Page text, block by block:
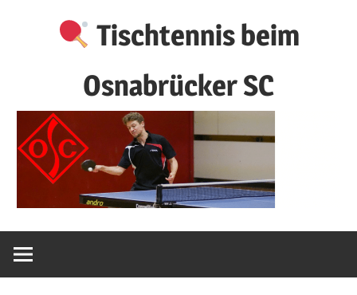
Tischtennis beim
Osnabrücker SC